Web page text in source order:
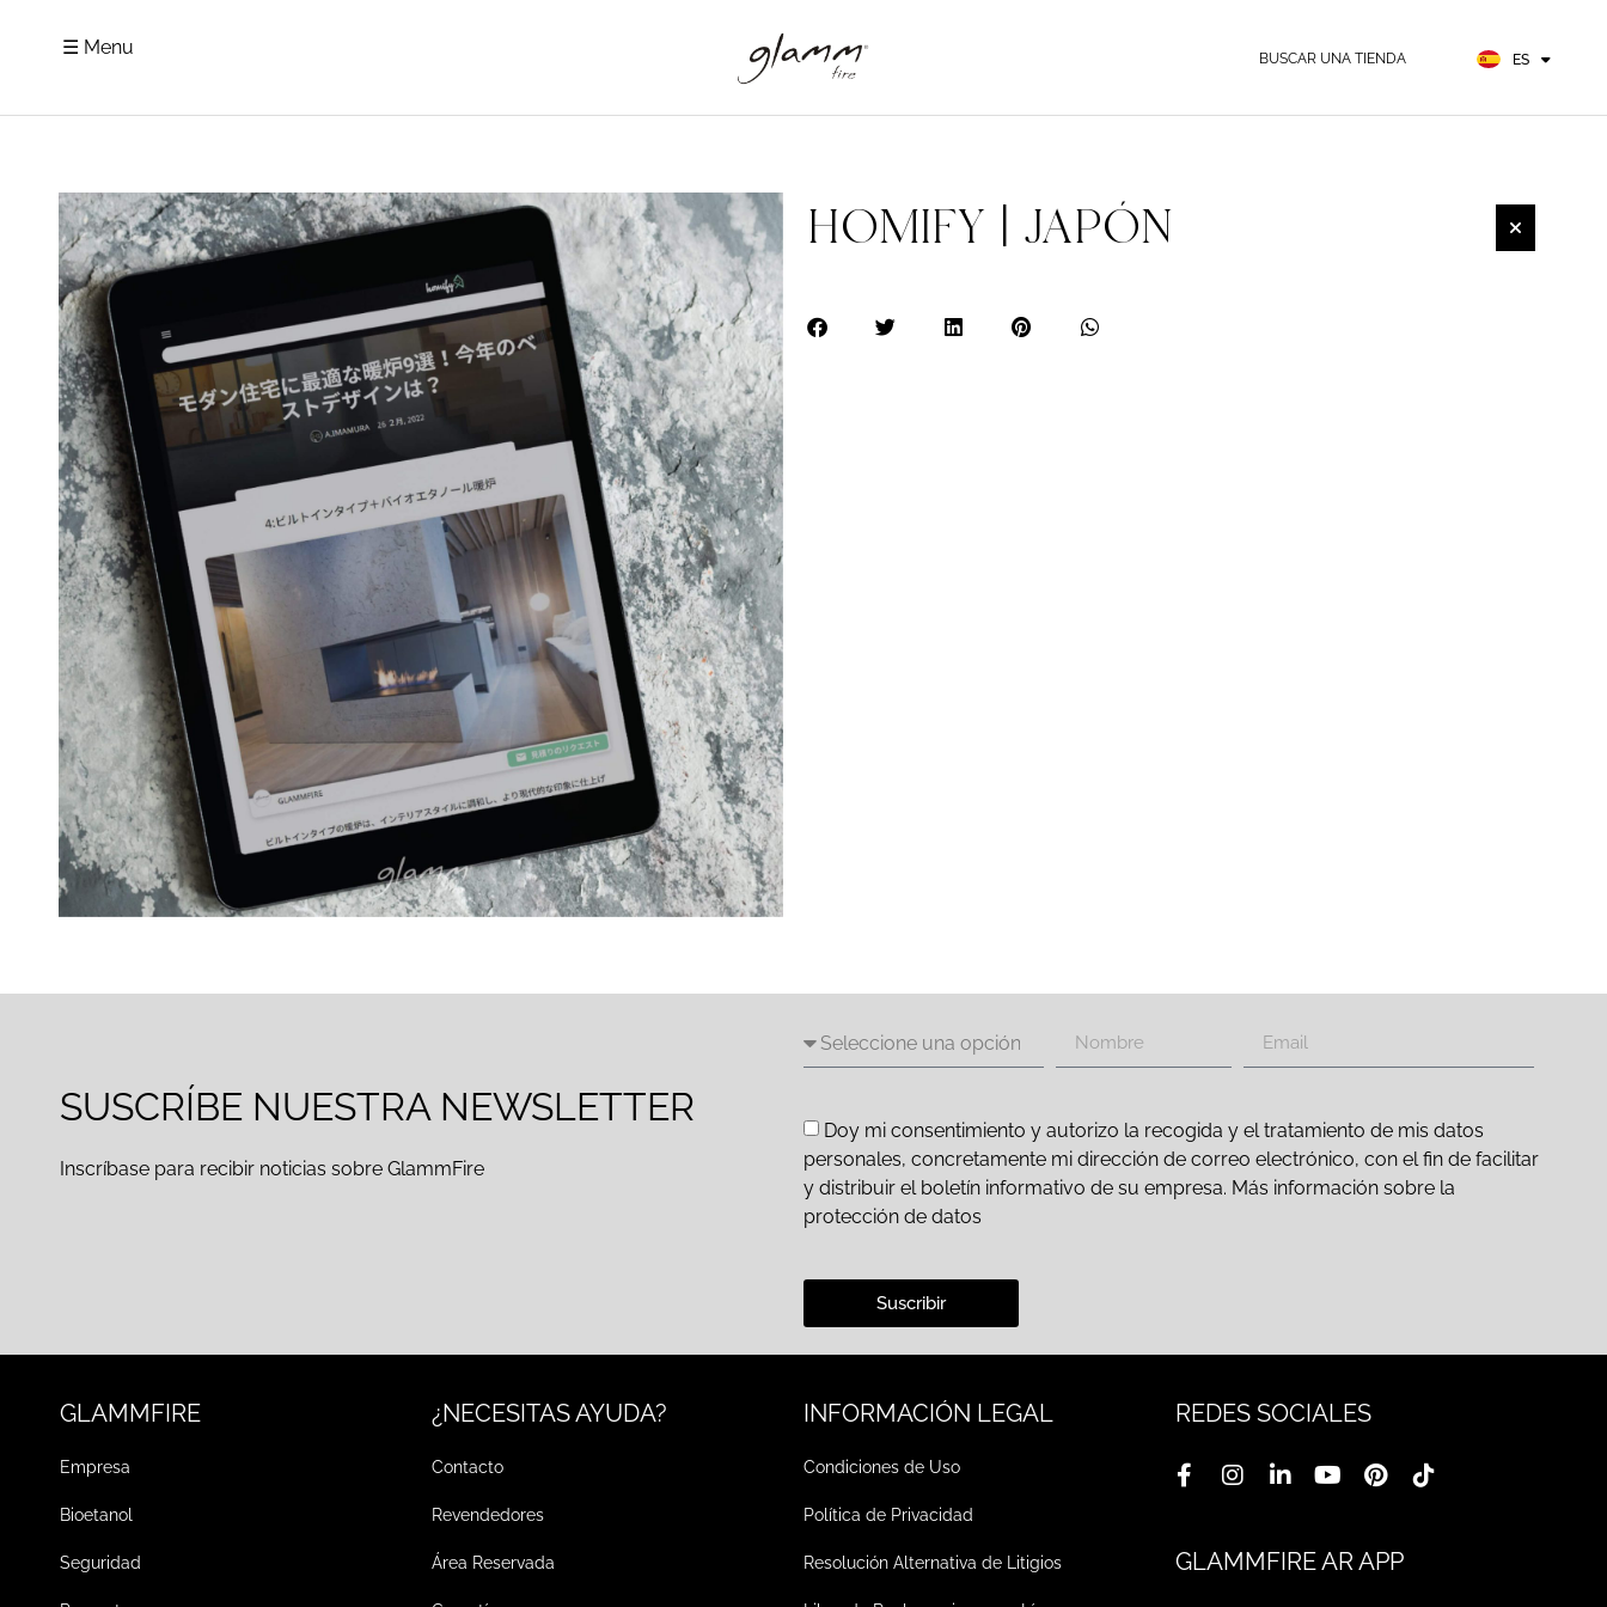
☰ Menu BUSCAR UNA TIENDA ES
DE
HOMIFY | JAPÓN
SUSCRÍBE NUESTRA NEWSLETTER
Inscríbase para recibir noticias sobre GlammFire
Doy mi consentimiento y autorizo la recogida y el tratamiento de mis datos
personales, concretamente mi dirección de correo electrónico, con el fin de facilitar
y distribuir el boletín informativo de su empresa. Más información sobre la
protección de datos
Suscribir
GLAMMFIRE
Empresa
Bioetanol
Seguridad
¿NECESITAS AYUDA?
Contacto
Revendedores
Área Reservada
INFORMACIÓN LEGAL
Condiciones de Uso
Política de Privacidad
Resolución Alternativa de Litigios
REDES SOCIALES
GLAMMFIRE AR APP